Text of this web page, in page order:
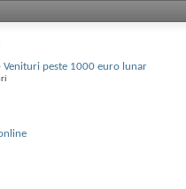
Venituri peste 1000 euro lunar